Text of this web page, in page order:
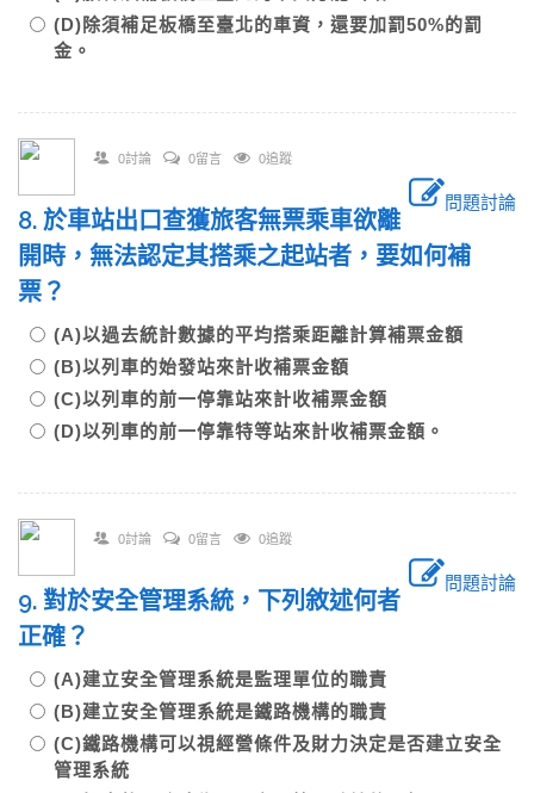
(D)除須補足板橋至臺北的車資，還要加罰50%的罰
金。
0討論 0留言 0追蹤
問題討論
8. 於車站出口查獲旅客無票乘車欲離
開時，無法認定其搭乘之起站者，要如何補
票？
(A)以過去統計數據的平均搭乘距離計算補票金額
(B)以列車的始發站來計收補票金額
(C)以列車的前一停靠站來計收補票金額
(D)以列車的前一停靠特等站來計收補票金額。
0討論 0留言 0追蹤
問題討論
9. 對於安全管理系統，下列敘述何者
正確？
(A)建立安全管理系統是監理單位的職責
(B)建立安全管理系統是鐵路機構的職責
(C)鐵路機構可以視經營條件及財力決定是否建立安全
管理系統